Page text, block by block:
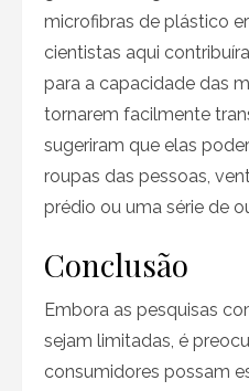
microfibras de plástico
cientistas aqui
para a capacidade das
tornarem facilmente
sugeriram que elas
roupas das pessoas,
prédio ou uma série de
Conclusão
Embora as pesquisas
sejam limitadas, é
consumidores possam